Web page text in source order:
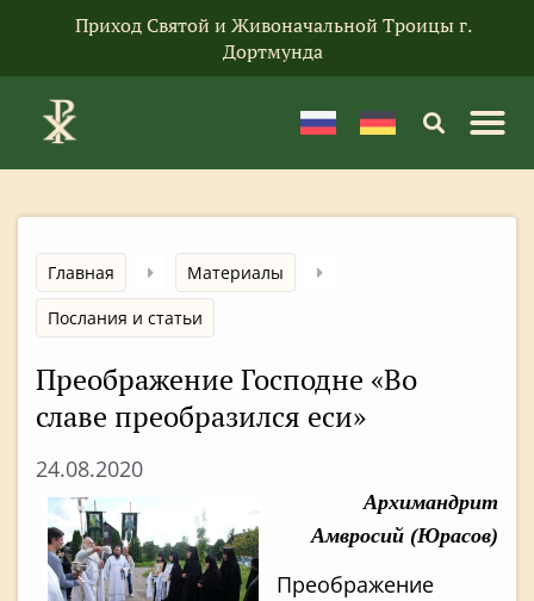
Приход Святой и Живоначальной Троицы г.
Дортмунда
Главная
Материалы
Послания и статьи
Преображение Господне «Во
славе преобразился еси»
24.08.2020
Архимандрит
Амвросий (Юрасов)
Преображение